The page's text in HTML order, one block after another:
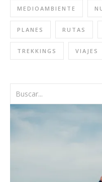
MEDIOAMBIENTE
PLANES RUTAS
TREKKINGS VIAJES